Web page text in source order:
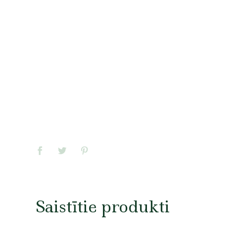
Saistītie produkti